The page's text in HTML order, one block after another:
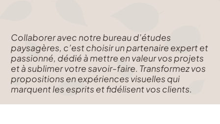
Collaborer avec notre bureau d’études
paysagères, c’est choisir un partenaire expert et
passionné, dédié à mettre en valeur vos projets
et à sublimer votre savoir-faire. Transformez vos
propositions en expériences visuelles qui
marquent les esprits et fidélisent vos clients.